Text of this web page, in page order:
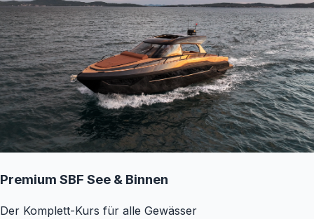
Premium SBF See & Binnen
Der Komplett-Kurs für alle Gewässer